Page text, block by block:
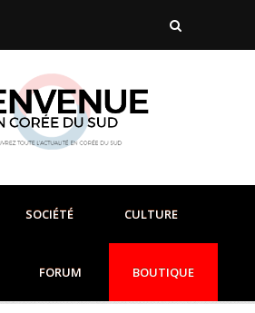
SOCIÉTÉ CULTURE
FORUM BOUTIQUE